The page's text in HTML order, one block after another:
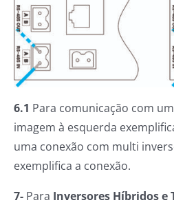
6.1 Para comunicação com
imagem à esquerda
uma conexão com multi
exemplifica a conexão.
7- Para Inversores Híbridos e